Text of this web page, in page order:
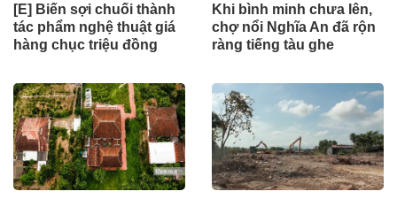
[E] Biến sợi chuối thành
tác phẩm nghệ thuật giá
hàng chục triệu đồng
Khi bình minh chưa lên,
chợ nổi Nghĩa An đã rộn
ràng tiếng tàu ghe